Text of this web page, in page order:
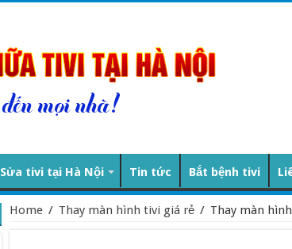
Sửa tivi tại Hà Nội Tin tức Bắt bệnh tivi
Home / Thay màn hình tivi giá rẻ / Thay màn